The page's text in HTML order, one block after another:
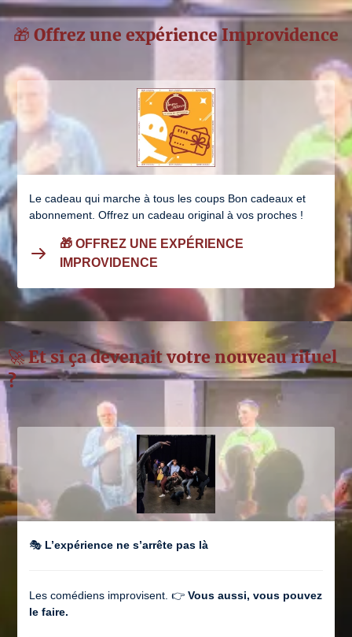
🚀 Et si ça devenait votre nouveau rituel
?
🎭 L’expérience ne s’arrête pas là
Les comédiens improvisent. 👉 Vous aussi, vous pouvez
le faire.
🎁 Offrez une expérience Improvidence
Le cadeau qui marche à tous les coups Bon cadeaux et
abonnement. Offrez un cadeau original à vos proches !
🎁 OFFREZ UNE EXPÉRIENCE
IMPROVIDENCE